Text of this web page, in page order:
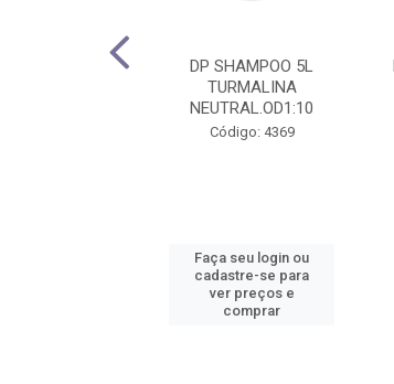
DP SHAMPOO 5L
TURMALINA
NEUTRAL.OD1:10
Código: 4369
Faça seu login ou
cadastre-se para
ver preços e
comprar